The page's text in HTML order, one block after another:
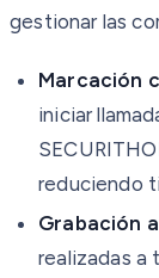
gestionar las
Marcación
iniciar
reduciendo
Grabación
realizadas a